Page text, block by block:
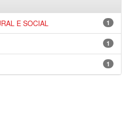
1
E SOCIAL
1
1